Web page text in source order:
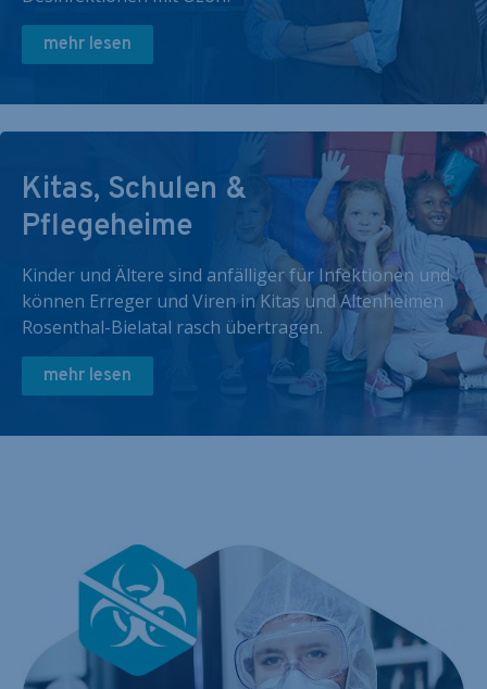
mehr lesen
Kitas, Schulen &
Pflegeheime
Kinder und Ältere sind anfälliger für Infektionen und
können Erreger und Viren in Kitas und Altenheimen
Rosenthal-Bielatal rasch übertragen.
mehr lesen